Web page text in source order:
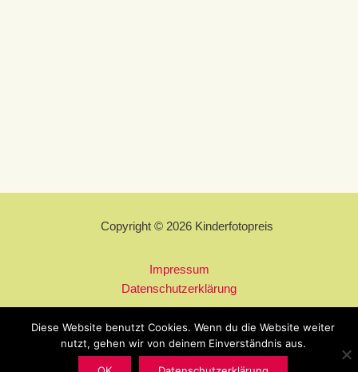
Copyright © 2026 Kinderfotopreis
Impressum
Datenschutzerklärung
Diese Website benutzt Cookies. Wenn du die Website weiter
nutzt, gehen wir von deinem Einverständnis aus.